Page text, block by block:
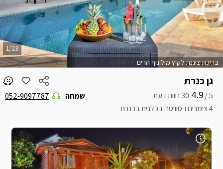
גן כנרת
5 /
4.9
4 צימרים ו-סוויטה בכלנית בכנרת
שמחה 052-9097787
בריכת צוננת לקיץ מול נוף הרים
1/23